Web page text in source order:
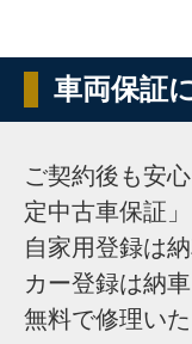
車両保証
ご契約後も安
定中古車保証
自家用登録は
カー登録は納
無料で修理いた